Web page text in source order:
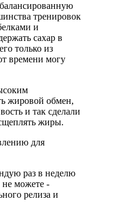
тренировок
и
сахар в
только из
времени могу
жировой обмен,
и так сделали
жиры.
для
раз в неделю
можете -
релиза и